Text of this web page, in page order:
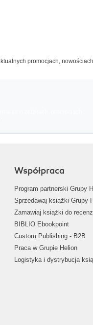
promocjach,
Współpraca
Program partnerski Grupy
Sprzedawaj książki Grupy
Zamawiaj książki do
BIBLIO Ebookpoint
Custom Publishing - B2B
Praca w Grupie Helion
Logistyka i dystrybucja